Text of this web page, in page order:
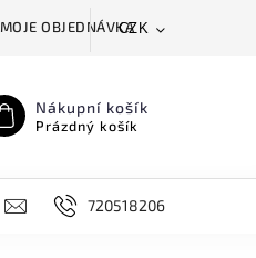
MOJE OBJEDNÁVKACZK
Nákupní košík
Prázdný košík
DOPLŇKY720518206